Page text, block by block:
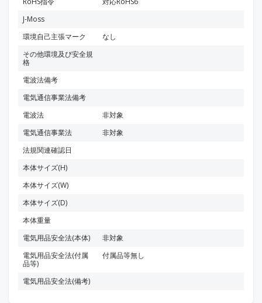
J-Moss
環境自己主張マーク
なし
その他環境及び安全規
格
電波法備考
電気通信事業法備考
電波法
非対象
電気通信事業法
非対象
法規関連確認日
本体サイズ(H)
本体サイズ(W)
本体サイズ(D)
本体重量
電気用品安全法(本体)
非対象
電気用品安全法(付属
品等)
付属品等無し
電気用品安全法(備考)